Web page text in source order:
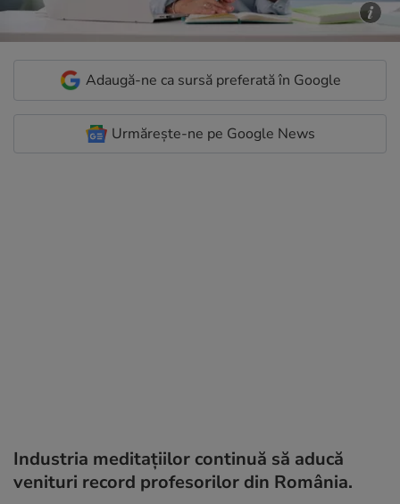
Adaugă-ne ca sursă preferată în Google
Urmărește-ne pe Google News
Industria meditațiilor continuă să aducă
venituri record profesorilor din România.